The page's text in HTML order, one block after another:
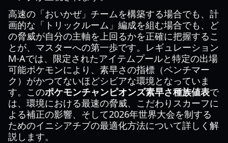
高速の「おいかぜ」チームを構築する場合でも、計
画的な「トリックルーム」編成を組む場合でも、ど
の脅威が自分の主軸を上回るかを正確に把握するこ
とが、マスターへの第一歩です。レギュレーション
M-Aでは、限定されたアイテムプールと特定の出場
可能ポケモンにより、素早さの指標（ベンチマー
ク）がかつてないほどシビアな環境となっていま
す。このポケモンチャンピオンズ素早さ種族値表で
は、環境における最速の脅威、こだわりスカーフに
よる補正の影響、そして2026年世界大会を制する
ためのイニシアチブの最適化方法について詳しく解
説します。